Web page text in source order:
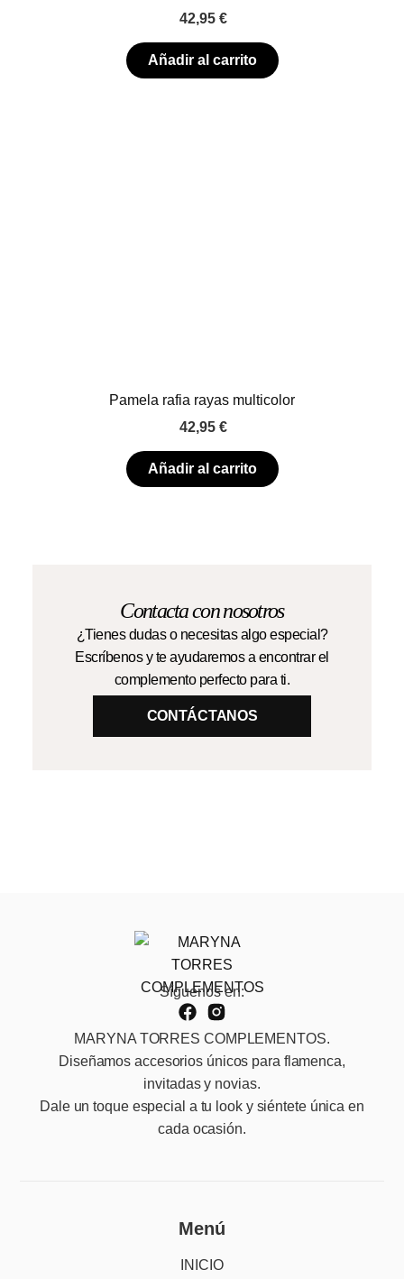
42,95 €
Añadir al carrito
Pamela rafia rayas multicolor
42,95 €
Añadir al carrito
Contacta con nosotros
¿Tienes dudas o necesitas algo especial?
Escríbenos y te ayudaremos a encontrar el
complemento perfecto para ti.
CONTÁCTANOS
Síguenos en:
MARYNA TORRES COMPLEMENTOS.
Diseñamos accesorios únicos para flamenca,
invitadas y novias.
Dale un toque especial a tu look y siéntete única en
cada ocasión.
Menú
INICIO